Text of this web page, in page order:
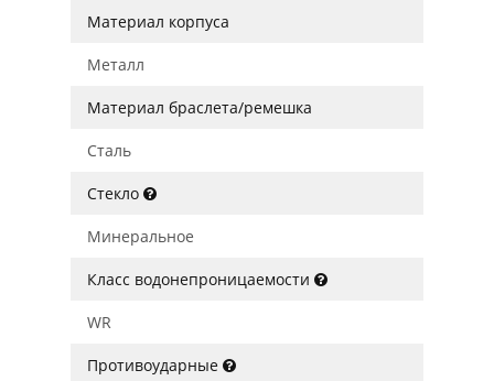
Материал корпуса
Металл
Материал браслета/ремешка
Сталь
Стекло
Минеральное
Класс водонепроницаемости
WR
Противоударные